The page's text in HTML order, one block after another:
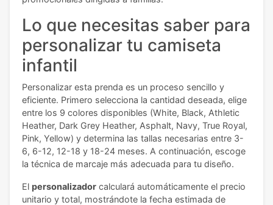
Lo que necesitas saber para
personalizar tu camiseta
infantil
Personalizar esta prenda es un proceso sencillo y
eficiente. Primero selecciona la cantidad deseada, elige
entre los 9 colores disponibles (White, Black, Athletic
Heather, Dark Grey Heather, Asphalt, Navy, True Royal,
Pink, Yellow) y determina las tallas necesarias entre 3-
6, 6-12, 12-18 y 18-24 meses. A continuación, escoge
la técnica de marcaje más adecuada para tu diseño.
El personalizador calculará automáticamente el precio
unitario y total, mostrándote la fecha estimada de